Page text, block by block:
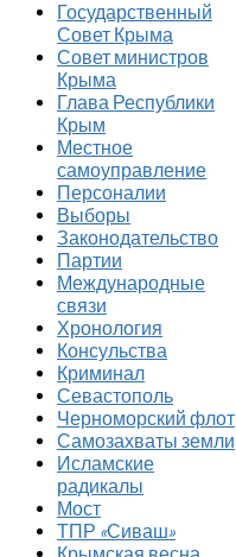
Государственный
Совет Крыма
Совет министров
Крыма
Глава Республики
Крым
Местное
самоуправление
Персоналии
Выборы
Законодательство
Партии
Международные
связи
Хронология
Консульства
Криминал
Севастополь
Черноморский флот
Самозахваты земли
Исламские
радикалы
Мост
ТПР «Сиваш»